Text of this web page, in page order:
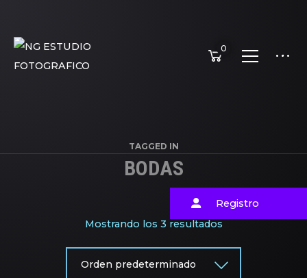
0
TAGGED IN
BODAS
Mostrando los 3 resultados
Orden predeterminado
Registro